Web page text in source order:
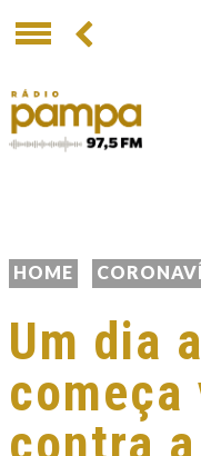
HOME
Um dia
começa
contra